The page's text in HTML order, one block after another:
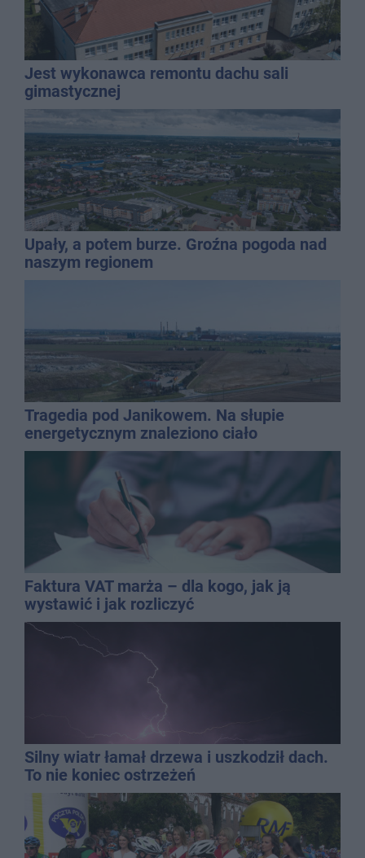
Jest wykonawca remontu dachu sali
gimastycznej
Upały, a potem burze. Groźna pogoda nad
naszym regionem
Tragedia pod Janikowem. Na słupie
energetycznym znaleziono ciało
mężczyzny
Faktura VAT marża – dla kogo, jak ją
wystawić i jak rozliczyć
Silny wiatr łamał drzewa i uszkodził dach.
To nie koniec ostrzeżeń